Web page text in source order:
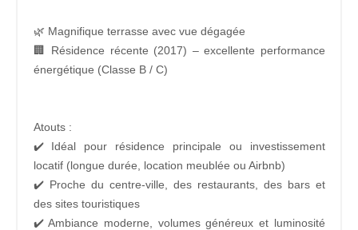
🌿 Magnifique terrasse avec vue dégagée
🏢 Résidence récente (2017) – excellente performance
énergétique (Classe B / C)
Atouts :
✔️ Idéal pour résidence principale ou investissement
locatif (longue durée, location meublée ou Airbnb)
✔️ Proche du centre-ville, des restaurants, des bars et
des sites touristiques
✔️ Ambiance moderne, volumes généreux et luminosité